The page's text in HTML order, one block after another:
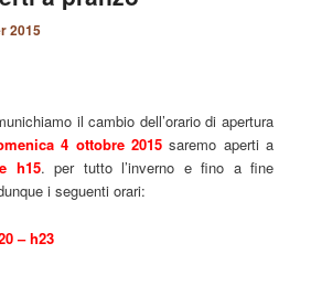
2015
il cambio dell’orario di apertura
4 ottobre 2015saremo aperti a
h15. per tutto l’inverno e fino a fine
i seguenti orari:
– h23